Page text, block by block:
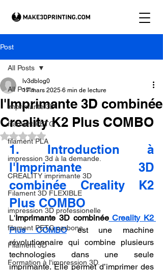
Post
All Posts
imprimante 3D
filament PETG
filament PLA
impression 3d à la demande.
CREALITY imprimante 3D
Filament 3D FLEXIBLE
impression 3D professionelle
filament PETG carbone
Filament 3D
Formation à l'impression 3D.
All Posts
l'Imprimante 3D combinée
Creality K2 Plus COMBO
lv3dblog0
17 mars 2025 6 min de lecture
Noté NaN étoiles sur 5.
1. Introduction à
l'Imprimante 3D
combinée Creality K2
Plus COMBO
L'Imprimante 3D combinée Creality K2
Plus COMBO est une machine
révolutionnaire qui combine plusieurs
technologies dans une seule
imprimante. Elle permet d’imprimer des